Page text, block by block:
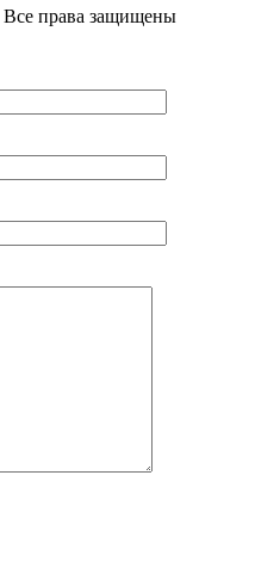
Все права защищены